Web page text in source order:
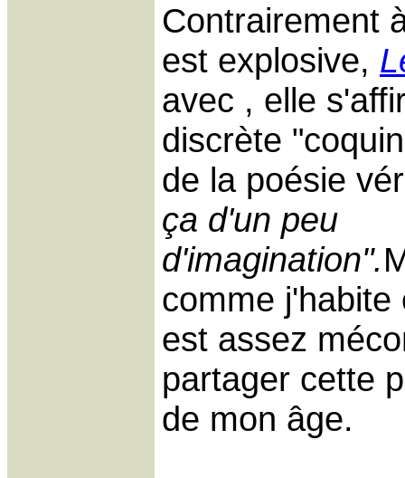
Contrairement
est explosive,
avec , elle
discrète
de la poésie
ça d'un peu
d'imagination".
comme j'habite
est assez
partager cette
de mon âge.